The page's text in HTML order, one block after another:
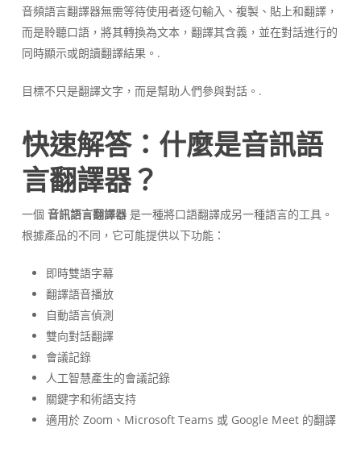
音頻語言翻譯器無需等待使用者逐句輸入、複製、貼上和翻譯，
而是聆聽口語，將其轉換為文本，翻譯其含義，並在對話進行的
同時顯示或朗讀翻譯結果。.
目標不只是翻譯文字，而是幫助人們參與對話。.
快速解答：什麼是音訊語
言翻譯器？
一個 音訊語言翻譯器是一種將口語翻譯成另一種語言的工具。
根據產品的不同，它可能提供以下功能：
即時雙語字幕
翻譯語音播放
自動語言偵測
雙向對話翻譯
會議記錄
人工智慧產生的會議記錄
關鍵字和術語支持
適用於 Zoom、Microsoft Teams 或 Google Meet 的翻譯